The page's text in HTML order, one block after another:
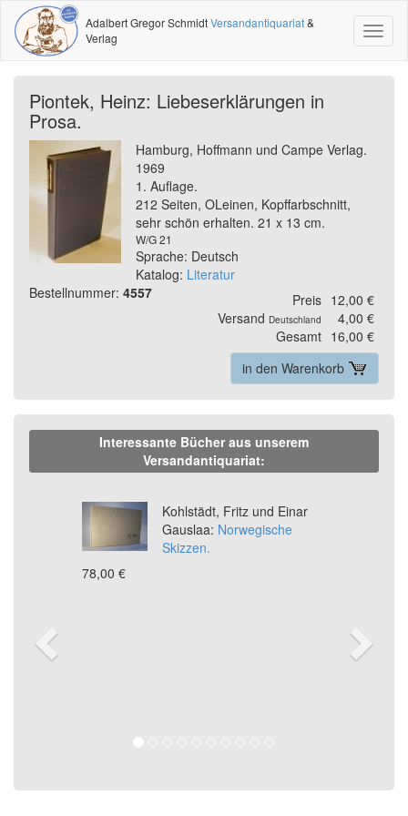
Adalbert Gregor SchmidtVersandantiquariat&
Verlag
Piontek, Heinz: Liebeserklärungen in
Prosa.
Hamburg, Hoffmann und Campe Verlag.
1969
1. Auflage.
212 Seiten, OLeinen, Kopffarbschnitt,
sehr schön erhalten. 21 x 13 cm.
W/G 21
Sprache: Deutsch
Katalog: Literatur
Bestellnummer: 4557 Preis 12,00 €
Versand Deutschland
4,00 €
Gesamt 16,00 €
in den Warenkorb
Interessante Bücher aus unserem
Versandantiquariat:
Kohlstädt, Fritz und Einar
Gauslaa: Norwegische
Skizzen.
78,00 €
Previous